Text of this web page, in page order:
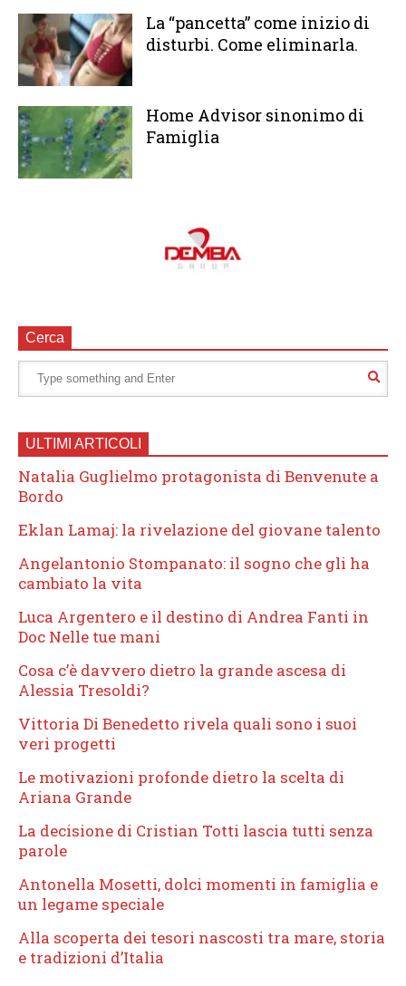
La “pancetta” come inizio di
disturbi. Come eliminarla.
Home Advisor sinonimo di
Famiglia
Cerca
ULTIMI ARTICOLI
Natalia Guglielmo protagonista di Benvenute a
Bordo
Eklan Lamaj: la rivelazione del giovane talento
Angelantonio Stompanato: il sogno che gli ha
cambiato la vita
Luca Argentero e il destino di Andrea Fanti in
Doc Nelle tue mani
Cosa c’è davvero dietro la grande ascesa di
Alessia Tresoldi?
Vittoria Di Benedetto rivela quali sono i suoi
veri progetti
Le motivazioni profonde dietro la scelta di
Ariana Grande
La decisione di Cristian Totti lascia tutti senza
parole
Antonella Mosetti, dolci momenti in famiglia e
un legame speciale
Alla scoperta dei tesori nascosti tra mare, storia
e tradizioni d’Italia